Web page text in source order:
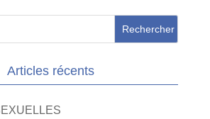
Articles récents